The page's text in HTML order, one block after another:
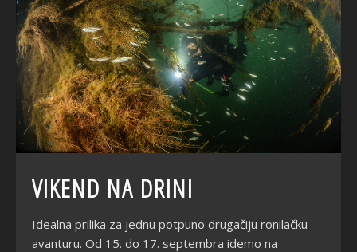
VIKEND NA DRINI
Idealna prilika za jednu potpuno drugačiju ronilačku
avanturu. Od 15. do 17. septembra idemo na